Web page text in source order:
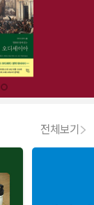
전체보기